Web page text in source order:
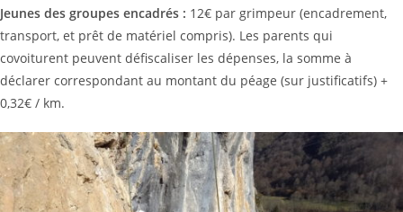
Jeunes des groupes encadrés : 12€ par grimpeur (encadrement,
transport, et prêt de matériel compris). Les parents qui
covoiturent peuvent défiscaliser les dépenses, la somme à
déclarer correspondant au montant du péage (sur justificatifs) +
0,32€ / km.